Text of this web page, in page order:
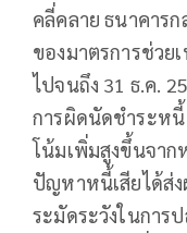
คลี่คลาย ธนาคารก
ของมาตรการช่วย
ไปจนถึง 31 ธ.ค.
การผิดนัดชำระห
โน้มเพิ่มสูงขึ้นจา
ปัญหาหนี้เสียได้ส่
ระมัดระวังในการ